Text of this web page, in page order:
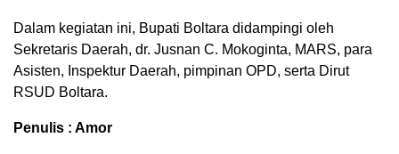
Dalam kegiatan ini, Bupati Boltara didampingi oleh
Sekretaris Daerah, dr. Jusnan C. Mokoginta, MARS, para
Asisten, Inspektur Daerah, pimpinan OPD, serta Dirut
RSUD Boltara.
Penulis : Amor